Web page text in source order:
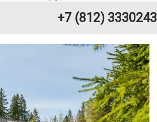
+7 (812) 3330243